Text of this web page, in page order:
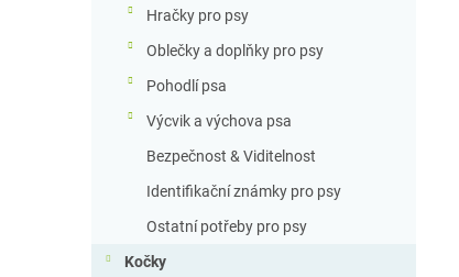
Hračky pro psy
Oblečky a doplňky pro psy
Pohodlí psa
Výcvik a výchova psa
Bezpečnost & Viditelnost
Identifikační známky pro psy
Ostatní potřeby pro psy
Kočky